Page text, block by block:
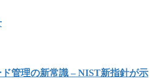
ド管理の新常識 – NIST新指針が示